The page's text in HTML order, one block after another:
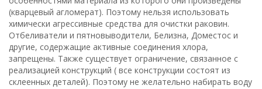
(кварцевый агломерат). Поэтому нельзя использовать
химически агрессивные средства для очистки раковин.
Отбеливатели и пятновыводители, Белизна, Доместос и
другие, содержащие активные соединения хлора,
запрещены. Также существует ограничение, связанное с
реализацией конструкций ( все конструкции состоят из
склеенных деталей). Поэтому не желательно набирать воду